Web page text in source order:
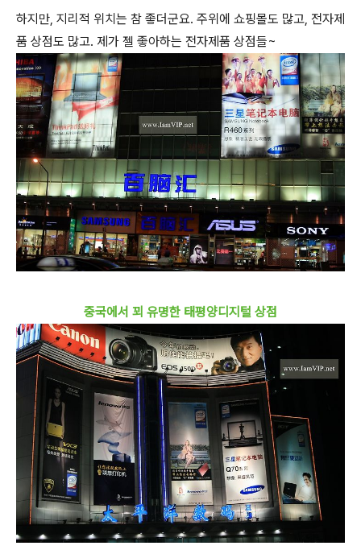
하지만, 지리적 위치는 참 좋더군요. 주위에 쇼핑몰도 많고, 전자제
품 상점도 많고. 제가 젤 좋아하는 전자제품 상점들~
중국에서 꾀 유명한 태평양디지털 상점